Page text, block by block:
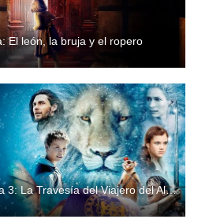
El león, la bruja y el ropero
Las Crónicas de Narnia 3: La Travesía del Viajero del Alba